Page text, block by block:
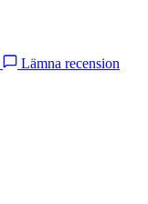
Lämna recension